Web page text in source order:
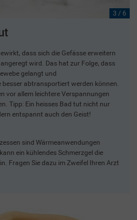
3 / 6
dass sich die Gefässe erweitern
wird. Das hat zur Folge, dass
gelangt und
abtransportiert werden können.
vor allem leichtere Verspannungen
Tipp: Ein heisses Bad tut nicht nur
entspannt auch den Geist!
sind Wärmeanwendungen
ein kühlendes Schmerzgel die
Fragen Sie dazu im Zweifel Ihren Arzt